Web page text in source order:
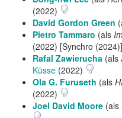
(2022)
David Gordon Green
Pietro Tammaro (als
(2022) [Synchro (2024)]
Rafal Zawierucha (als
Küsse (2022)
Ola G. Furuseth (als
(2022)
Joel David Moore (als